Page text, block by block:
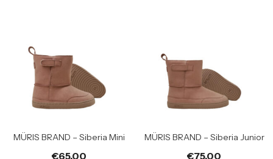
MÜRIS BRAND – Siberia Mini
€65.00
MÜRIS BRAND – Siberia Junior
€75.00